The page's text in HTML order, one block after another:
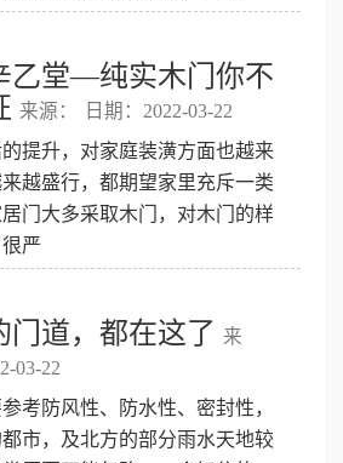
乙堂—纯实木门你不
来源：
日期：2022-03-22
提升，对家庭装潢方面也越来
越盛行，都期望家里充斥一类
门大多采取木门，对木门的样
严
门道，都在这了 来
03-22
考防风性、防水性、密封性，
市，及北方的部分雨水天地较